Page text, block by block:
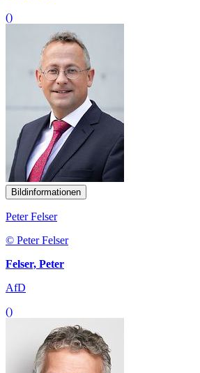
()
Bildinformationen
Peter Felser
© Peter Felser
Felser, Peter
AfD
()